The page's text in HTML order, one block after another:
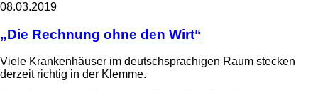
08.03.2019
„Die Rechnung ohne den Wirt“
Viele Krankenhäuser im deutschsprachigen Raum stecken
derzeit richtig in der Klemme.